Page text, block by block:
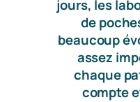
jours, les
de
beaucoup
assez
chaque
compte